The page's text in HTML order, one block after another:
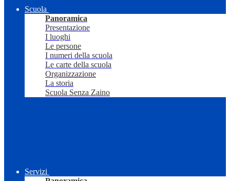
Scuola
Panoramica
Presentazione
I luoghi
Le persone
I numeri della scuola
Le carte della scuola
Organizzazione
La storia
Scuola Senza Zaino
Servizi